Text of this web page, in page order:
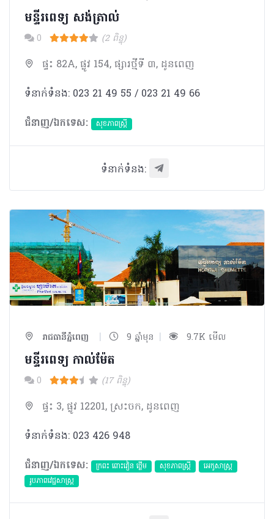
មន្ទីរពេទ្យ សង់ត្រាល់
0 (2 ពិន្ទុ)
ផ្ទះ 82A, ផ្លូវ 154, ផ្សារថ្មីទី ៣, ដូនពេញ
ទំនាក់ទំនង: 023 21 49 55 / 023 21 49 66
ជំនាញ/ឯកទេស:
សុខភាពស្រ្តី
ទំនាក់ទំនង:
រាជធានីភ្នំពេញ | 9 ឆ្នាំមុន | 9.7K មើល
មន្ទីរពេទ្យ កាល់ម៉ែត
0 (17 ពិន្ទុ)
ផ្ទះ 3, ផ្លូវ 12201, ស្រះចក, ដូនពេញ
ទំនាក់ទំនង: 023 426 948
ជំនាញ/ឯកទេស:
ក្រពះ ពោះវៀន ថ្លើម សុខភាពស្រ្តី
អេកូសាស្រ្ត
​រូបភាពវេជ្ជសាស្រ្ត